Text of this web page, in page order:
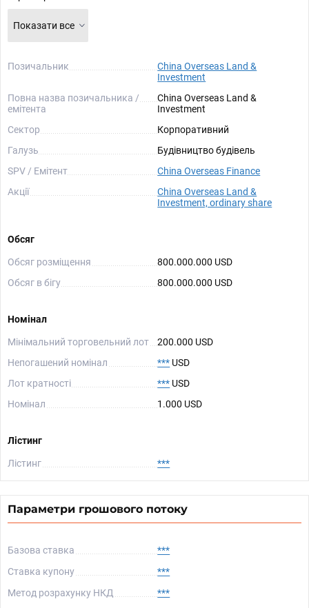
Показати все
Позичальник
China Overseas Land &
Investment
Повна назва позичальника /
емітента
China Overseas Land &
Investment
Сектор
Корпоративний
Галузь
Будівництво будівель
SPV / Емітент
China Overseas Finance
Акції
China Overseas Land &
Investment, ordinary share
Обсяг
Обсяг розміщення
800.000.000 USD
Обсяг в бігу
800.000.000 USD
Номінал
Мінімальний торговельний лот
200.000 USD
Непогашений номінал
*** USD
Лот кратності
*** USD
Номінал
1.000 USD
Лістинг
Лістинг ***
Параметри грошового потоку
Базова ставка
***
Ставка купону
***
Метод розрахунку НКД
***